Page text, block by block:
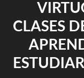
CLASES